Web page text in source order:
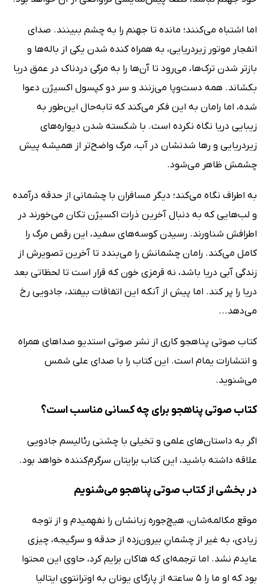
اما اشتباه می‌کنند؛ مانده تا جهنم را به چشم ببینند. صدای
انفجار موتور زیردریایی، به همراه کنده شدن یکی از باله‌ها و
بازتر شدن ترک‌ها،‌ می‌رود تا آن‌ها را به مرگی دردناک در عمق دریا
بکشاند. همه دست‌وپا می‌زنند و سر دو کپسول اکسیژن دعوا
شده، اما رامان به این فکر می‌کند که تابه‌حال این‌طور به
زیبایی دریا نگاه نکرده است. با شکسته شدن دیواره‌های
زیردریایی و رها شدنشان در آب،‌ مرگ واضح‌تر از همیشه پیش
چشمش ظاهر می‌شود.
به اطراف نگاه می‌کند؛ دیگر مسافران با چشمانی از حدقه درآمده
و لب‌هایی که به دنبال آخرین ذرات اکسیژن تکان می‌خورند در
اطرافش شناورند. رسیدن کوسه‌های سفید، این رقص مرگ را
کامل می‌کند. رامان چشمانش را می‌بندد تا آخرین تصویرش از
زندگی آبی دریا باشد،‌ نه قرمزی خون که قرار است تا لحظاتی بعد
دریا را پر کند. اما پیش از آنکه این اتفاقات بیفتد، جادویی رخ
می‌دهد...
کتاب صوتی پناهجو کاری از نشر صوتی استدیو صداهای همراه
و انتشارات یمام است. این کتاب را با صدای علی شمس
می‌شنوید.
کتاب صوتی پناهجو برای چه کسانی مناسب است؟
اگر به داستان‌های علمی و تخیلی با چشنی رئالیسم جادویی
علاقه داشته باشید،‌ این کتاب برایتان سرگرم‌کننده خواهد بود.
در بخشی از کتاب صوتی پناهجو می‌شنویم
موقع مکالمه‌شان، هیچ‌جوره زبانشان را نفهمیدم و از توجه
زیادی، به غیر از چشمانِ بیرون‌زده از حدقه و سرگیجه، چیزی
عایدم نشد. اما ترجمه‌ای که هاکان برایم کرد، حاوی این محتوا
بود که او ما را 5 ساعته از پارگای یونان به اوترانتوی ایتالیا